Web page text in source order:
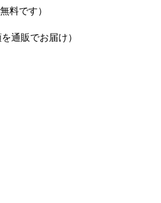
料です）
通販でお届け）